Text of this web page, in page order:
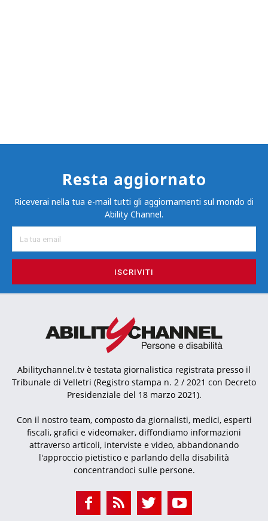
Resta aggiornato
Riceverai nella tua e-mail tutti gli aggiornamenti sul mondo di
Ability Channel.
ISCRIVITI
Abilitychannel.tv è testata giornalistica registrata presso il
Tribunale di Velletri (Registro stampa n. 2 / 2021 con Decreto
Presidenziale del 18 marzo 2021).
Con il nostro team, composto da giornalisti, medici, esperti
fiscali, grafici e videomaker, diffondiamo informazioni
attraverso articoli, interviste e video, abbandonando
l'approccio pietistico e parlando della disabilità
concentrandoci sulle persone.